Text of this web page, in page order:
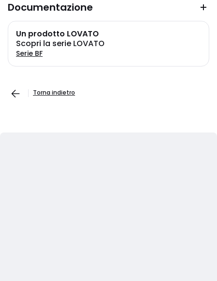
Documentazione
Un prodotto LOVATO
Scopri la serie LOVATO
Serie BF
Torna indietro